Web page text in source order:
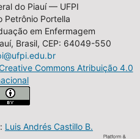
do Piauí — UFPI
Petrônio Portella
em Enfermagem
Brasil, CEP: 64049-550
Commons Atribuição 4.0
Luis Andrés Castillo B.